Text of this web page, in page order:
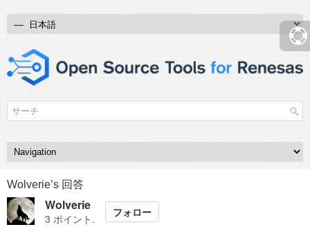
Wolverie’s 回答
Wolverie
3 ポイント.
フォロー